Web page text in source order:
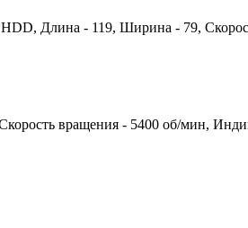
Длина - 119, Ширина - 79,
вращения - 5400 об/мин,